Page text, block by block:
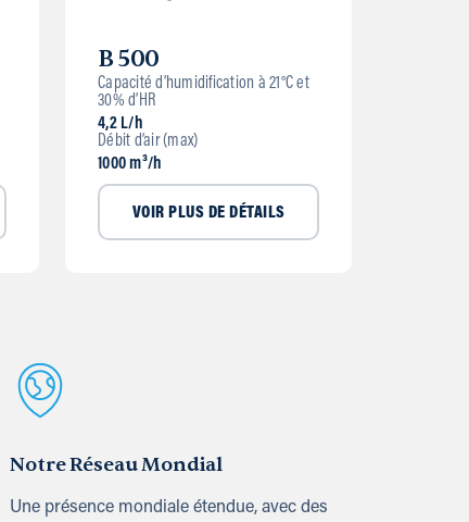
B 500
Capacité d’humidification à 21°C et
30% d’HR
4,2 L/h
Débit d’air (max)
1000 m³/h
VOIR PLUS DE DÉTAILS
Notre Réseau Mondial
Une présence mondiale étendue, avec des